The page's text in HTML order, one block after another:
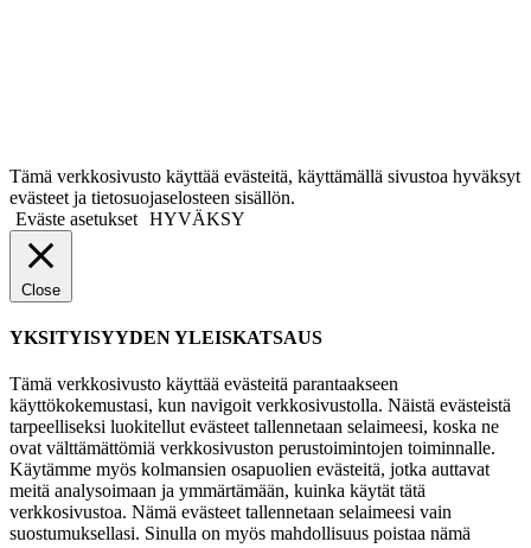
Tämä verkkosivusto käyttää evästeitä, käyttämällä sivustoa hyväksyt
evästeet ja tietosuojaselosteen sisällön.
Eväste asetukset HYVÄKSY
Close
YKSITYISYYDEN YLEISKATSAUS
Tämä verkkosivusto käyttää evästeitä parantaakseen
käyttökokemustasi, kun navigoit verkkosivustolla. Näistä evästeistä
tarpeelliseksi luokitellut evästeet tallennetaan selaimeesi, koska ne
ovat välttämättömiä verkkosivuston perustoimintojen toiminnalle.
Käytämme myös kolmansien osapuolien evästeitä, jotka auttavat
meitä analysoimaan ja ymmärtämään, kuinka käytät tätä
verkkosivustoa. Nämä evästeet tallennetaan selaimeesi vain
suostumuksellasi. Sinulla on myös mahdollisuus poistaa nämä